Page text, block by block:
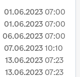
01.06.2023 07:00
01.06.2023 07:00
06.06.2023 07:00
07.06.2023 10:10
13.06.2023 07:23
13.06.2023 07:23